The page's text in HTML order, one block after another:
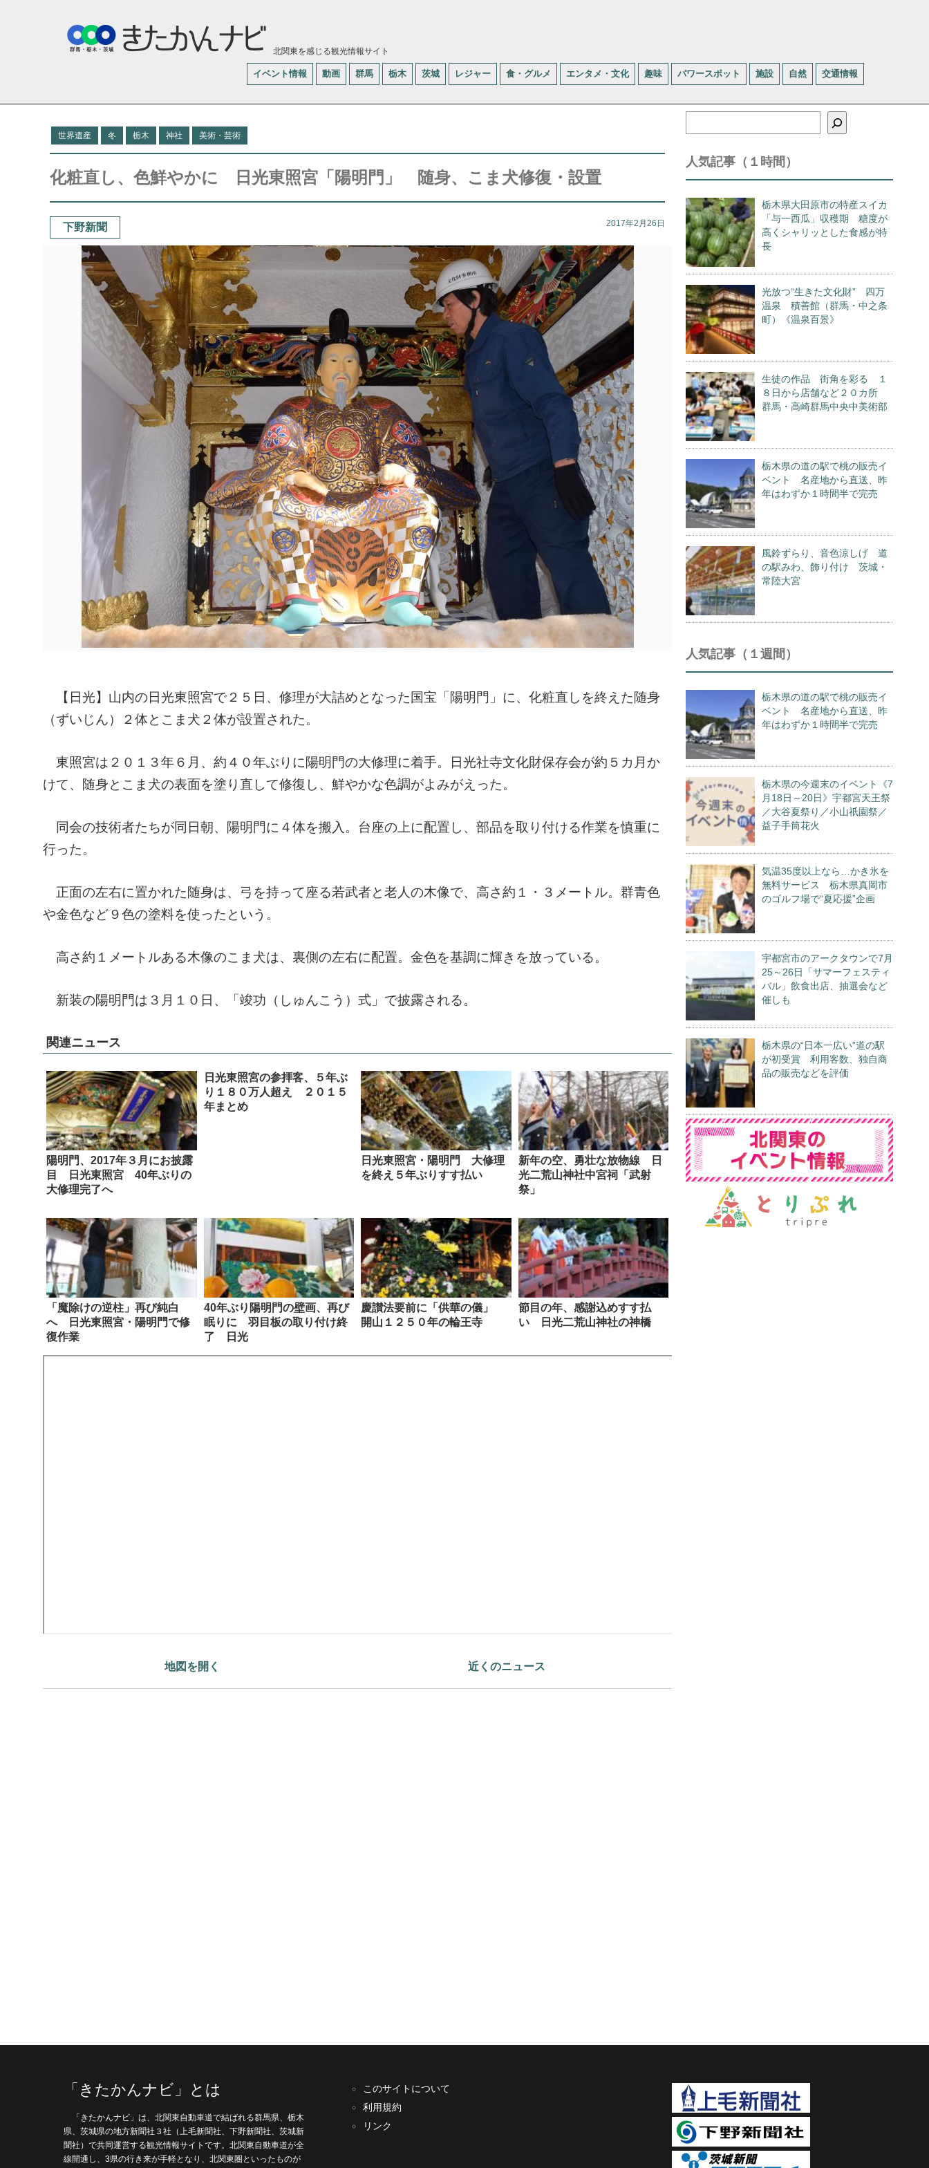
北関東を感じる観光情報サイト
イベント情報 動画 群馬 栃木 茨城 レジャー 食・グルメ エンタメ・文化 趣味 パワースポット 施設 自然 交通情報
世界遺産 冬 栃木 神社 美術・芸術
化粧直し、色鮮やかに 日光東照宮「陽明門」 随身、こま犬修復・設置
下野新聞 2017年2月26日
【日光】山内の日光東照宮で２５日、修理が大詰めとなった国宝「陽明門」に、化粧直しを終えた随身
（ずいじん）２体とこま犬２体が設置された。
東照宮は２０１３年６月、約４０年ぶりに陽明門の大修理に着手。日光社寺文化財保存会が約５カ月か
けて、随身とこま犬の表面を塗り直して修復し、鮮やかな色調がよみがえった。
同会の技術者たちが同日朝、陽明門に４体を搬入。台座の上に配置し、部品を取り付ける作業を慎重に
行った。
正面の左右に置かれた随身は、弓を持って座る若武者と老人の木像で、高さ約１・３メートル。群青色
や金色など９色の塗料を使ったという。
高さ約１メートルある木像のこま犬は、裏側の左右に配置。金色を基調に輝きを放っている。
新装の陽明門は３月１０日、「竣功（しゅんこう）式」で披露される。
関連ニュース
陽明門、2017年３月にお披露
目 日光東照宮 40年ぶりの
大修理完了へ
日光東照宮の参拝客、５年ぶ
り１８０万人超え ２０１５
年まとめ
日光東照宮・陽明門 大修理
を終え５年ぶりすす払い
新年の空、勇壮な放物線 日
光二荒山神社中宮祠「武射
祭」
「魔除けの逆柱」再び純白
へ 日光東照宮・陽明門で修
復作業
40年ぶり陽明門の壁画、再び
眠りに 羽目板の取り付け終
了 日光
慶讃法要前に「供華の儀」
開山１２５０年の輪王寺
節目の年、感謝込めすす払
い 日光二荒山神社の神橋
地図を開く 近くのニュース
索
人気記事（１時間）
栃木県大田原市の特産スイカ
「与一西瓜」収穫期 糖度が
高くシャリッとした食感が特
長
光放つ“生きた文化財” 四万
温泉 積善館（群馬・中之条
町）《温泉百景》
生徒の作品 街角を彩る １
８日から店舗など２０カ所
群馬・高崎群馬中央中美術部
栃木県の道の駅で桃の販売イ
ベント 名産地から直送、昨
年はわずか１時間半で完売
風鈴ずらり、音色涼しげ 道
の駅みわ、飾り付け 茨城・
常陸大宮
人気記事（１週間）
栃木県の道の駅で桃の販売イ
ベント 名産地から直送、昨
年はわずか１時間半で完売
栃木県の今週末のイベント《7
月18日～20日》宇都宮天王祭
／大谷夏祭り／小山祇園祭／
益子手筒花火
気温35度以上なら…かき氷を
無料サービス 栃木県真岡市
のゴルフ場で“夏応援”企画
宇都宮市のアークタウンで7月
25～26日「サマーフェスティ
バル」飲食出店、抽選会など
催しも
栃木県の“日本一広い”道の駅
が初受賞 利用客数、独自商
品の販売などを評価
「きたかんナビ」とは
「きたかんナビ」は、北関東自動車道で結ばれる群馬県、栃木
県、茨城県の地方新聞社３社（上毛新聞社、下野新聞社、茨城新
聞社）で共同運営する観光情報サイトです。北関東自動車道が全
線開通し、3県の行き来が手軽となり、北関東圏といったものが
このサイトについて
利用規約
リンク